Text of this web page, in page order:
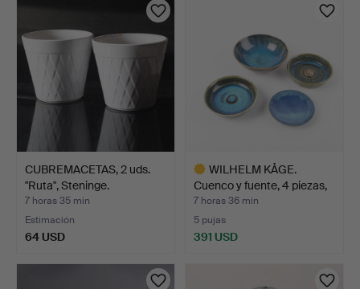
CUBREMACETAS, 2 uds.
"Ruta", Steninge.
7 horas 35 min
Estimación
64 USD
WILHELM KÅGE.
Cuenco y fuente, 4 piezas,
G…
7 horas 36 min
5 pujas
391 USD